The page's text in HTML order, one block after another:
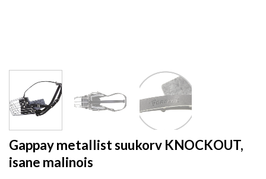
Gappay metallist suukorv KNOCKOUT,
isane malinois